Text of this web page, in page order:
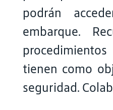
podrán
embarque.
tienen como
seguridad.